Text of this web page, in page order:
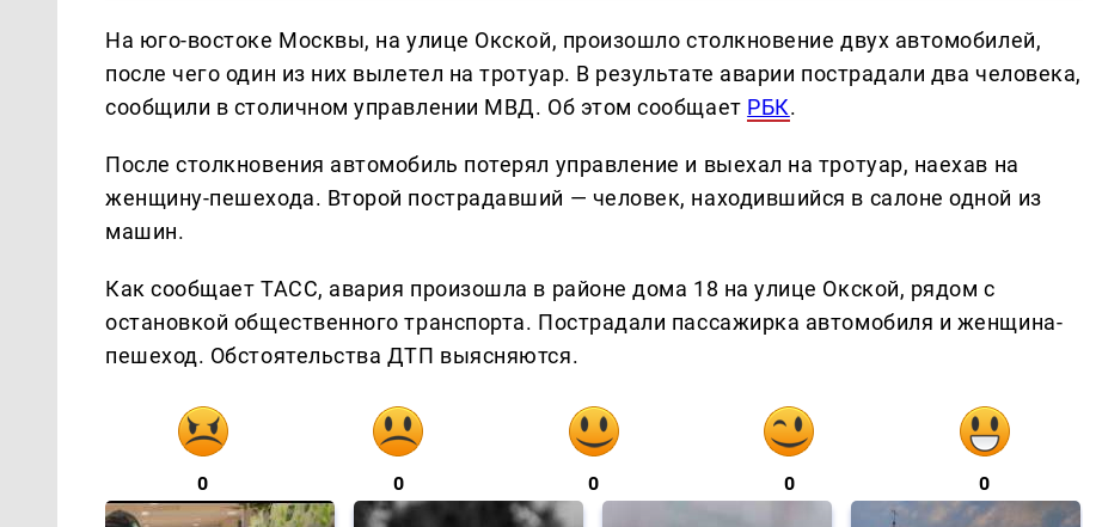
На юго-востоке Москвы, на улице Окской, произошло столкновение двух автомобилей,
после чего один из них вылетел на тротуар. В результате аварии пострадали два человека,
сообщили в столичном управлении МВД. Об этом сообщает РБК.
После столкновения автомобиль потерял управление и выехал на тротуар, наехав на
женщину-пешехода. Второй пострадавший — человек, находившийся в салоне одной из
машин.
Как сообщает ТАСС, авария произошла в районе дома 18 на улице Окской, рядом с
остановкой общественного транспорта. Пострадали пассажирка автомобиля и женщина-
пешеход. Обстоятельства ДТП выясняются.
0 0 0 0 0